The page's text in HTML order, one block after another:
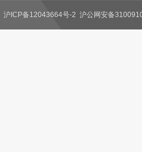
沪ICP备12043664号-2 沪公网安备